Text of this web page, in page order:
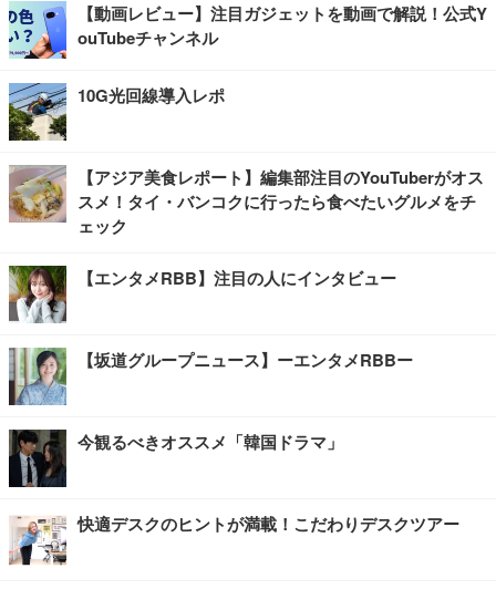
【動画レビュー】注目ガジェットを動画で解説！公式Y
ouTubeチャンネル
10G光回線導入レポ
【アジア美食レポート】編集部注目のYouTuberがオス
スメ！タイ・バンコクに行ったら食べたいグルメをチ
ェック
【エンタメRBB】注目の人にインタビュー
【坂道グループニュース】ーエンタメRBBー
今観るべきオススメ「韓国ドラマ」
快適デスクのヒントが満載！こだわりデスクツアー